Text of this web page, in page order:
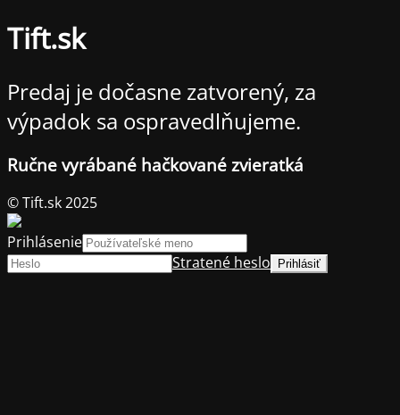
Tift.sk
Predaj je dočasne zatvorený, za
výpadok sa ospravedlňujeme.
Ručne vyrábané hačkované zvieratká
© Tift.sk 2025
Prihlásenie
Stratené heslo